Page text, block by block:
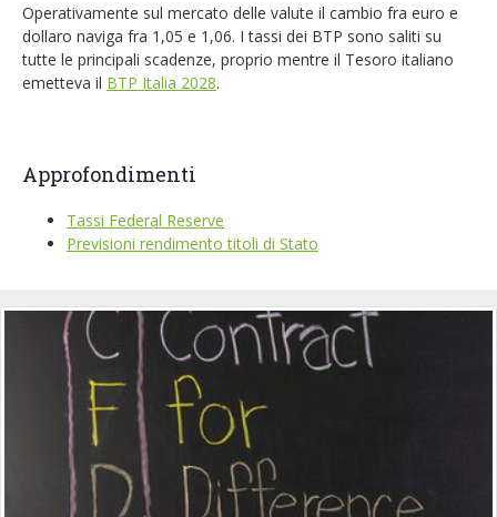
Operativamente sul mercato delle valute il cambio fra euro e
dollaro naviga fra 1,05 e 1,06. I tassi dei BTP sono saliti su
tutte le principali scadenze, proprio mentre il Tesoro italiano
emetteva il BTP Italia 2028.
Approfondimenti
Tassi Federal Reserve
Previsioni rendimento titoli di Stato